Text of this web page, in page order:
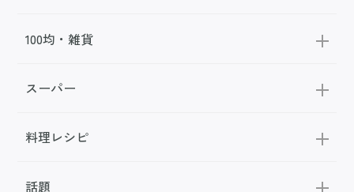
100均・雑貨
スーパー
料理レシピ
話題